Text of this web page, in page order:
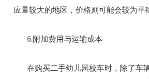
应量较大的地区，价格则可能会较为平
6.附加费用与运输成本
在购买二手幼儿园校车时，除了车